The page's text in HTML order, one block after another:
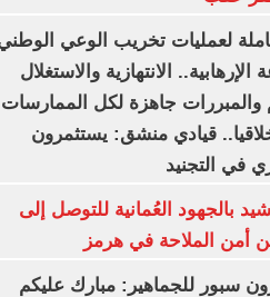
لعمليات تخريب الوعي
الانتهازية والاستغلال
والمبررات جاهزة لكل الممارسات
قيادي منشق: يستثمرون
في التجنيد
بالجهود العُمانية للتوصل إلى
أمن الملاحة في هرمز
سبور للجماهير: مبارك عليكم